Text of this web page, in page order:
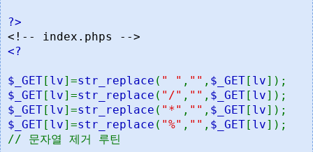
?>
<!-- index.phps -->
<?
$_GET[ lv]=str_replace ( " " , "" , $_GET[ lv]);
$_GET[ lv]=str_replace ( "/" , "" , $_GET[ lv]);
$_GET[ lv]=str_replace ( "*" , "" , $_GET[ lv]);
$_GET[ lv]=str_replace ( "%" , "" , $_GET[ lv]);
// 문자열 제거 루틴